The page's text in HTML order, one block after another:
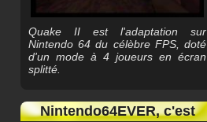
Quake II est l'adaptation sur
Nintendo 64 du célèbre FPS, doté
d'un mode à 4 joueurs en écran
splitté.
Nintendo64EVER, c'est